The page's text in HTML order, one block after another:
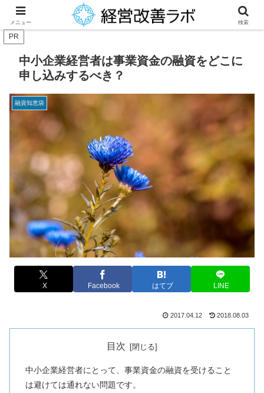
中小企業経営者に役立つ財務改善等のノウハウを提供
PR
中小企業経営者は事業資金の融資をどこに
申し込みするべき？
融資知恵袋
X Facebook はてブ LINE
2017.04.12 2018.08.03
目次
中小企業経営者にとって、事業資金の融資を受けること
は避けては通れない問題です。
メニュー 検索